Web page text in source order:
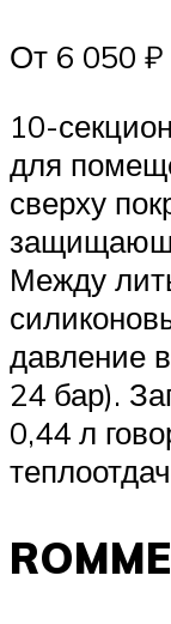
От 6 050 ₽
10-
для
сверху
Между
давление
24 бар).
0,44 л